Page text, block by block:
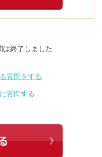
終了しました
質問をする
質問する